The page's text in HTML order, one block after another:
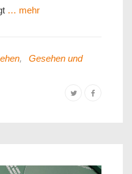
… mehr
,
Gesehen und